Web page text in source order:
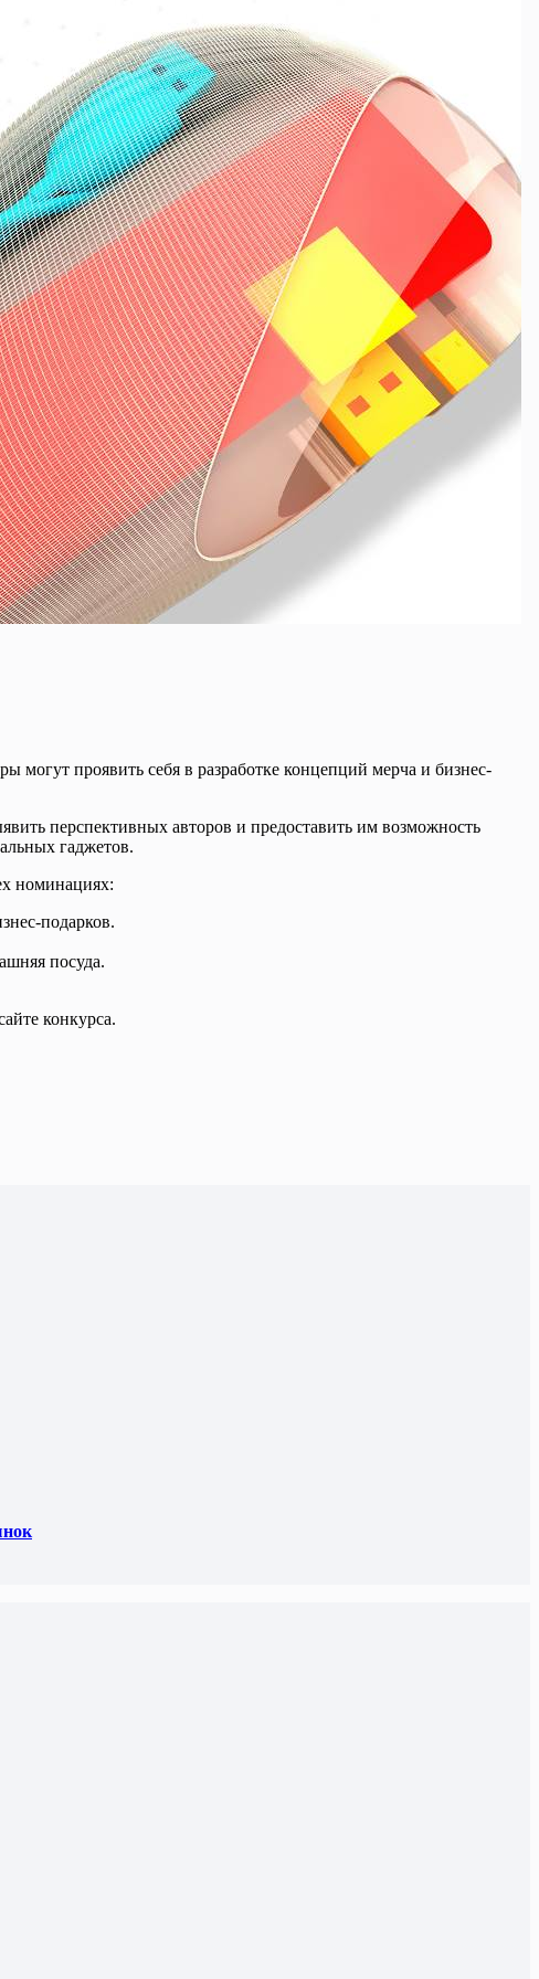
могут проявить себя в разработке концепций мерча и бизнес-
перспективных авторов и предоставить им возможность
гаджетов.
номинациях:
подарков.
посуда.
конкурса.